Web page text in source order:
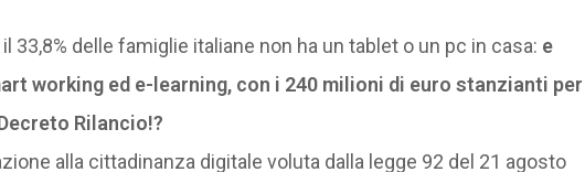
33,8% delle famiglie italiane non ha un tablet o un pc in casa: e
working ed e-learning, con i 240 milioni di euro stanzianti per
Rilancio!?
alla cittadinanza digitale voluta dalla legge 92 del 21 agosto